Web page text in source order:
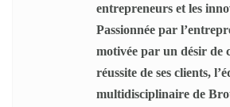
entrepreneurs et les
Passionnée par
motivée par un désir de
réussite de ses clients,
multidisciplinaire de